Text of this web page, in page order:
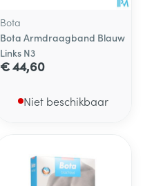
Bota
Bota Armdraagband Blauw
Links N3
€ 44,60
Niet beschikbaar